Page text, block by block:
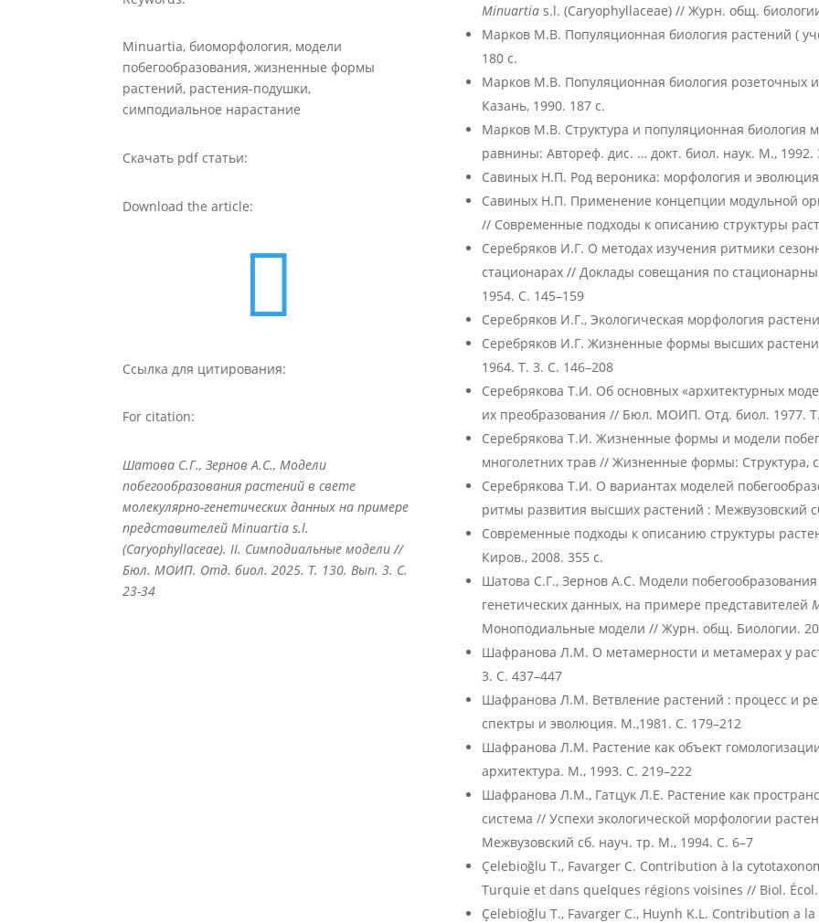
Minuartia, биоморфология, модели
побегообразования, жизненные формы
растений, растения-подушки,
симподиальное нарастание
Скачать pdf статьи:
Download the article:

Ссылка для цитирования:
For citation:
Шатова С.Г., Зернов А.С., Модели
побегообразования растений в свете
молекулярно-генетических данных на примере
представителей Minuartia s.l.
(Caryophyllaceae). II. Симподиальные модели //
Бюл. МОИП. Отд. биол. 2025. Т. 130. Вып. 3. С.
23-34
Minuartias.l. (Сaryophyllaceae) // Журн. общ.
Марков М.В. Популяционная биология растений (
180 c.
Марков М.В. Популяционная биология розеточных
Казань, 1990. 187 с.
Марков М.В. Структура и популяционная биология
равнины: Автореф. дис. … докт. биол. наук. М., 1992.
Савиных Н.П. Род вероника: морфология и
Савиных Н.П. Применение концепции модульной
// Современные подходы к описанию структуры
Серебряков И.Г. О методах изучения ритмики
стационарах // Доклады совещания по
1954. С. 145–159
Серебряков И.Г., Экологическая морфология
Серебряков И.Г. Жизненные формы высших
1964. Т. 3. С. 146–208
Серебрякова Т.И. Об основных «архитектурных
их преобразования // Бюл. МОИП. Отд. биол. 1977.
Серебрякова Т.И. Жизненные формы и модели
многолетних трав // Жизненные формы: Структура,
Серебрякова Т.И. О вариантах моделей
ритмы развития высших растений : Межвузовский
Современные подходы к описанию структуры
Киров., 2008. 355 с.
Шатова С.Г., Зернов А.С. Модели
генетических данных, на примере представителей
Моноподиальные модели // Журн. общ. Биологии.
Шафранова Л.М. О метамерности и метамерах у
3. С. 437–447
Шафранова Л.М. Ветвление растений : процесс и
спектры и эволюция. М.,1981. С. 179–212
Шафранова Л.М. Растение как объект
архитектура. М., 1993. С. 219–222
Шафранова Л.М., Гатцук Л.Е. Растение как
система // Успехи экологической морфологии
Межвузовский сб. науч. тр. М., 1994. С. 6–7
Çelebioğlu T., Favarger C. Contribution à la
Turquie et dans quelques régions voisines // Biol. Écol.
Çelebioğlu T., Favarger C., Huynh K.L. Contribution a